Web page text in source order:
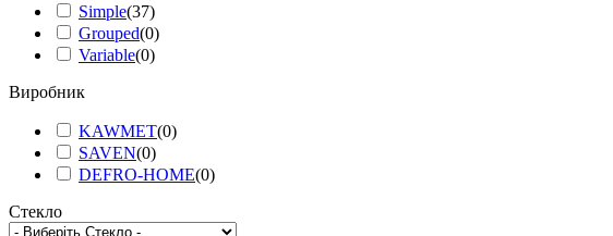
Simple(37)
Grouped(0)
Variable(0)
Виробник
KAWMET(0)
SAVEN(0)
DEFRO-HOME(0)
Стекло